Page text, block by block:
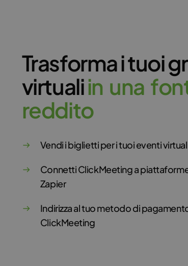
Trasforma i tuoi
virtualiin una fon
reddito
Vendi i biglietti per i tuoi eventi
Connetti ClickMeeting a
Zapier
Indirizza al tuo metodo di
ClickMeeting